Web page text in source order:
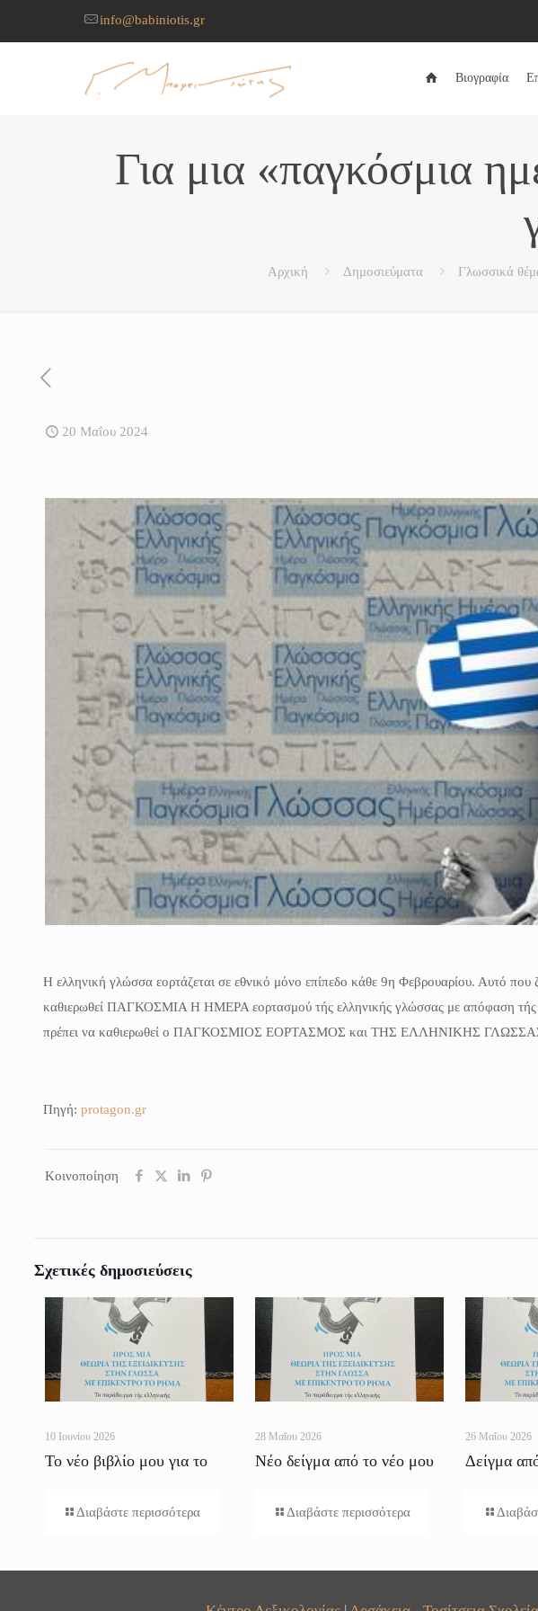
info@babiniotis.gr
Βιογραφία
Για μια «παγκόσμια
Αρχική Δημοσιεύματα Γλωσσικά
20 Μαΐου 2024
Η ελληνική γλώσσα εορτάζεται σε εθνικό μόνο επίπεδο κάθε 9η Φεβρουαρίου. Αυτό που
καθιερωθεί ΠΑΓΚΟΣΜΙΑ Η ΗΜΕΡΑ εορτασμού τής ελληνικής γλώσσας με απόφαση
πρέπει να καθιερωθεί ο ΠΑΓΚΟΣΜΙΟΣ ΕΟΡΤΑΣΜΟΣ και ΤΗΣ ΕΛΛΗΝΙΚΗΣ ΓΛΩΣΣΑΣ
Πηγή: protagon.gr
Κοινοποίηση
Σχετικές δημοσιεύσεις
10 Ιουνίου 2026
Το νέο βιβλίο μου για το
Διαβάστε περισσότερα
28 Μαΐου 2026
Νέο δείγμα από το νέο μου
Διαβάστε περισσότερα
26 Μαΐου 2026
Δείγμα